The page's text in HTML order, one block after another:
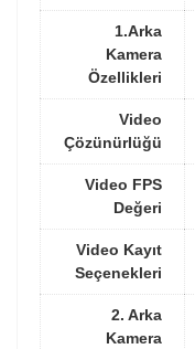
1.Arka
Kamera
Özellikleri
Video
Çözünürlüğü
Video FPS
Değeri
Video Kayıt
Seçenekleri
2. Arka
Kamera